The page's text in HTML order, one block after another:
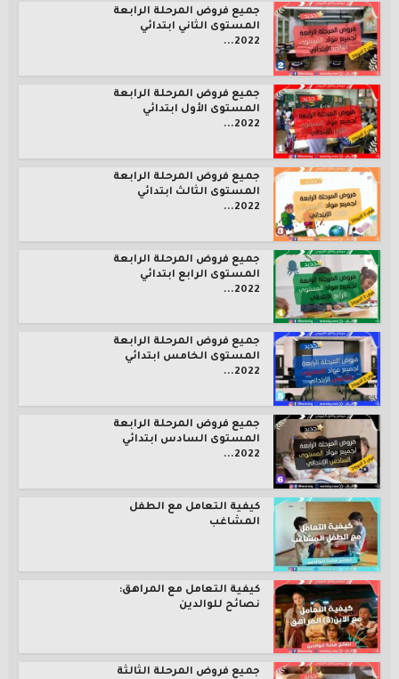
جميع فروض المرحلة الرابعة
المستوى الثاني ابتدائي
2022...
جميع فروض المرحلة الرابعة
المستوى الأول ابتدائي
2022...
جميع فروض المرحلة الرابعة
المستوى الثالث ابتدائي
2022...
جميع فروض المرحلة الرابعة
المستوى الرابع ابتدائي
2022...
جميع فروض المرحلة الرابعة
المستوى الخامس ابتدائي
2022...
جميع فروض المرحلة الرابعة
المستوى السادس ابتدائي
2022...
كيفية التعامل مع الطفل
المشاغب
كيفية التعامل مع المراهق:
نصائح للوالدين
جميع فروض المرحلة الثالثة